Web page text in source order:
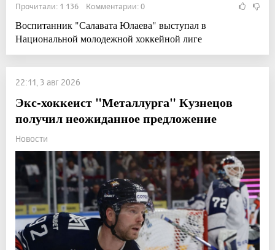
Прочитали: 1 136 Комментарии: 0
Воспитанник "Салавата Юлаева" выступал в
Национальной молодежной хоккейной лиге
22:11, 3 авг 2026
Экс-хоккеист "Металлурга" Кузнецов
получил неожиданное предложение
Новости